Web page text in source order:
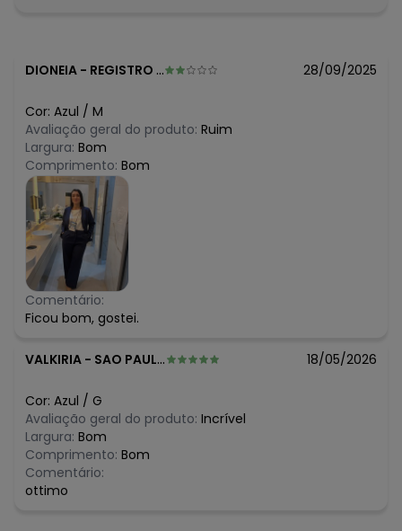
DIONEIA - REGISTRO - SP 28/09/2025
Cor: Azul / M
Avaliação geral do produto: Ruim
Largura: Bom
Comprimento: Bom
Comentário:
Ficou bom, gostei.
VALKIRIA - SAO PAULO - SP 18/05/2026
Cor: Azul / G
Avaliação geral do produto: Incrível
Largura: Bom
Comprimento: Bom
Comentário:
ottimo